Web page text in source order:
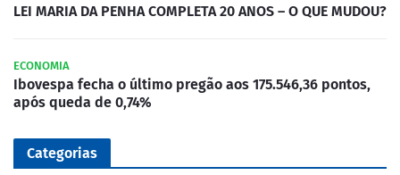
LEI MARIA DA PENHA COMPLETA 20 ANOS – O QUE MUDOU?
ECONOMIA
Ibovespa fecha o último pregão aos 175.546,36 pontos,
após queda de 0,74%
Categorias